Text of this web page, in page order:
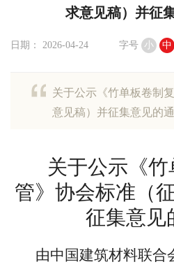
求意见稿）并征
日期： 2026-04-24 字号 小 中
关于公示《竹单板卷制
意见稿）并征集意见的
关于公示《
管》协会标准（
征集意见
由中国建筑材料联合